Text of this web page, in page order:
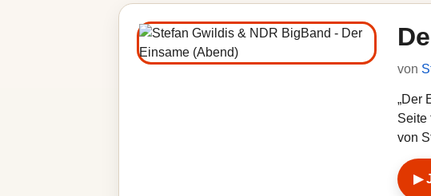
von
„Der
Seite
von
▶